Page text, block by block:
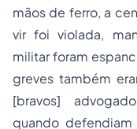
mãos de ferro, a
vir foi violada,
militar foram
greves também
[bravos]
quando